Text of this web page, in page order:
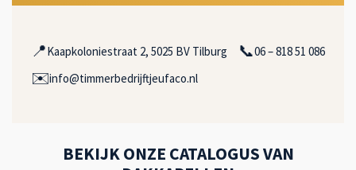
📍Kaapkoloniestraat 2, 5025 BV Tilburg 📞06 – 818 51 086
✉️info@timmerbedrijftjeufaco.nl
BEKIJK ONZE CATALOGUS VAN